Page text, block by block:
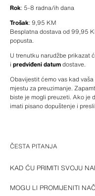
Rok: 5-8 radna/ih dana
Trošak: 9,95 KM
Besplatna dostava od 99,95
popusta.
U trenutku narudžbe prikazat
i predviđeni datum dostave.
Obavijestit ćemo vas kad
mjestu za preuzimanje.
biste je mogli preuzeti. Ako je
imati pisano dopuštenje i
ČESTA PITANJA
KAD ĆU PRIMITI SVOJU
Prilikom naručivanja pružit
možete pratiti putem svog
MOGU LI PROMIJENITI